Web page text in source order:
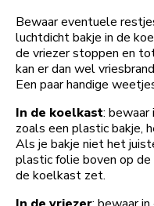
Bewaar eventuele
luchtdicht bakje in de
de vriezer stoppen en
kan er dan wel
Een paar handige
In de koelkast: bewaar
zoals een plastic bakje,
Als je bakje niet het
plastic folie boven op
de koelkast zet.